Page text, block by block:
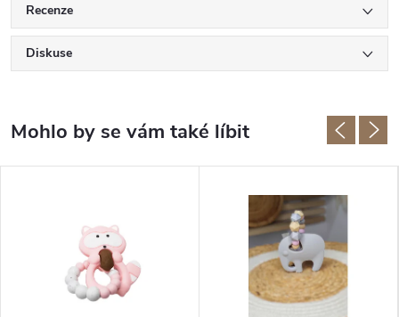
Recenze
Diskuse